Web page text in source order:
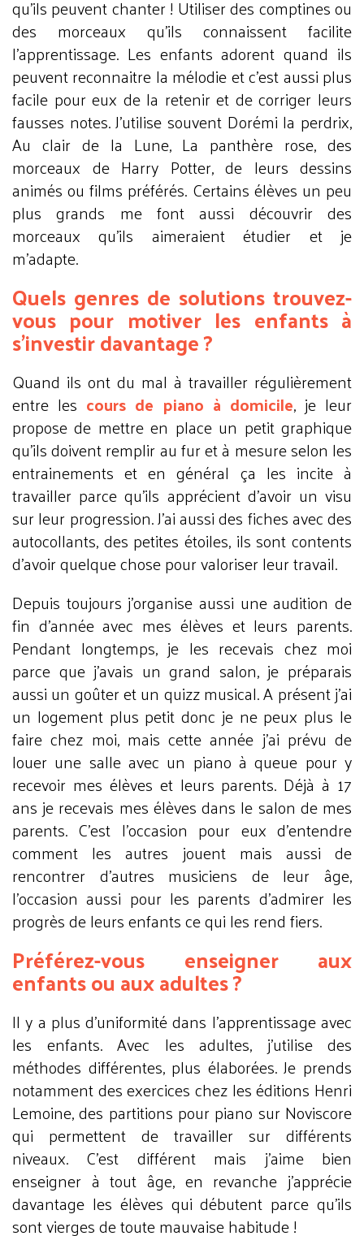
qu’ils peuvent chanter ! Utiliser des comptines ou
des morceaux qu’ils connaissent facilite
l’apprentissage. Les enfants adorent quand ils
peuvent reconnaitre la mélodie et c’est aussi plus
facile pour eux de la retenir et de corriger leurs
fausses notes. J’utilise souvent Dorémi la perdrix,
Au clair de la Lune, La panthère rose, des
morceaux de Harry Potter, de leurs dessins
animés ou films préférés. Certains élèves un peu
plus grands me font aussi découvrir des
morceaux qu’ils aimeraient étudier et je
m’adapte.
Quels genres de solutions trouvez-
vous pour motiver les enfants à
s’investir davantage ?
Quand ils ont du mal à travailler régulièrement
entre les cours de piano à domicile, je leur
propose de mettre en place un petit graphique
qu’ils doivent remplir au fur et à mesure selon les
entrainements et en général ça les incite à
travailler parce qu’ils apprécient d’avoir un visu
sur leur progression. J’ai aussi des fiches avec des
autocollants, des petites étoiles, ils sont contents
d’avoir quelque chose pour valoriser leur travail.
Depuis toujours j’organise aussi une audition de
fin d’année avec mes élèves et leurs parents.
Pendant longtemps, je les recevais chez moi
parce que j’avais un grand salon, je préparais
aussi un goûter et un quizz musical. A présent j’ai
un logement plus petit donc je ne peux plus le
faire chez moi, mais cette année j’ai prévu de
louer une salle avec un piano à queue pour y
recevoir mes élèves et leurs parents. Déjà à 17
ans je recevais mes élèves dans le salon de mes
parents. C’est l’occasion pour eux d’entendre
comment les autres jouent mais aussi de
rencontrer d’autres musiciens de leur âge,
l’occasion aussi pour les parents d’admirer les
progrès de leurs enfants ce qui les rend fiers.
Préférez-vous enseigner aux
enfants ou aux adultes ?
Il y a plus d’uniformité dans l’apprentissage avec
les enfants. Avec les adultes, j’utilise des
méthodes différentes, plus élaborées. Je prends
notamment des exercices chez les éditions Henri
Lemoine, des partitions pour piano sur Noviscore
qui permettent de travailler sur différents
niveaux. C’est différent mais j’aime bien
enseigner à tout âge, en revanche j’apprécie
davantage les élèves qui débutent parce qu’ils
sont vierges de toute mauvaise habitude !